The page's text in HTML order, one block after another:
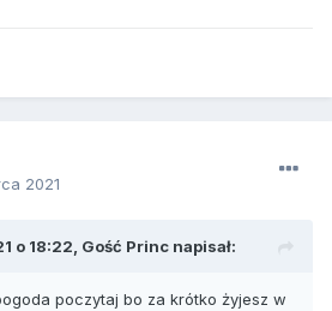
2021
o 18:22, Gość Princ napisał:
poczytaj bo za krótko żyjesz w